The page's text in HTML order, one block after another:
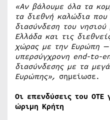
«Αν βάλουμε όλα τα
τα διεθνή καλώδια
διασύνδεση του
Ελλάδα και τις
χώρας με την Ευρώπη —
υπερσύγχρονη end-to-
διασύνδεσης με τα
Ευρώπης», σημείωσε.
Οι επενδύσεις του
ώριμη Κρήτη